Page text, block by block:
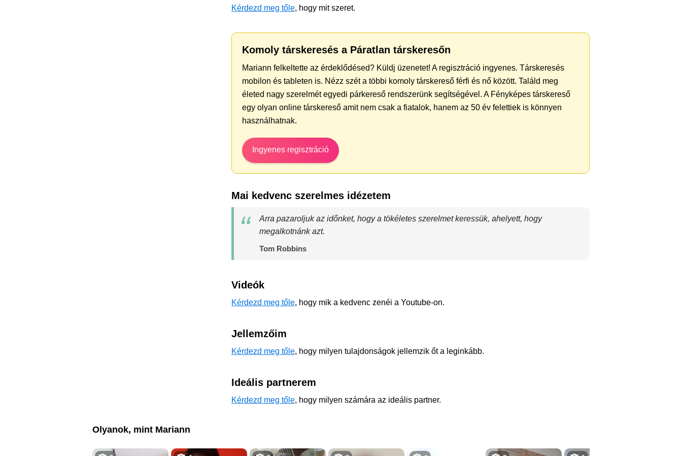
Kérdezd meg tőle, hogy mit szeret.
Komoly társkeresés a Páratlan társkeresőn
Mariann felkeltette az érdeklődésed? Küldj üzenetet! A regisztráció ingyenes. Társkeresés
mobilon és tableten is. Nézz szét a többi komoly társkereső férfi és nő között. Találd meg
életed nagy szerelmét egyedi párkereső rendszerünk segítségével. A Fényképes társkereső
egy olyan online társkereső amit nem csak a fiatalok, hanem az 50 év felettiek is könnyen
használhatnak.
Ingyenes regisztráció
Mai kedvenc szerelmes idézetem
Arra pazaroljuk az időnket, hogy a tökéletes szerelmet keressük, ahelyett, hogy
megalkotnánk azt.
Tom Robbins
Videók
Kérdezd meg tőle, hogy mik a kedvenc zenéi a Youtube-on.
Jellemzőim
Kérdezd meg tőle, hogy milyen tulajdonságok jellemzik őt a leginkább.
Ideális partnerem
Kérdezd meg tőle, hogy milyen számára az ideális partner.
Olyanok, mint Mariann